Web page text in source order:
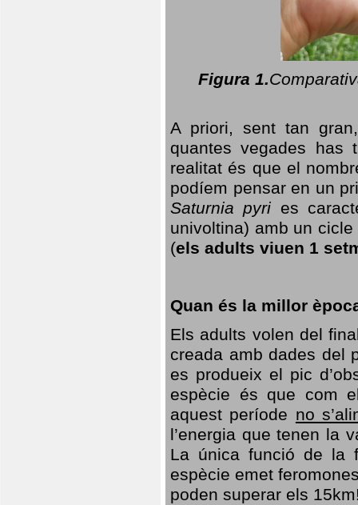
Figura 1.
A priori, sent tan
quantes vegades has
realitat és que el
podíem pensar en un
Saturnia pyri es
univoltina) amb un
(els adults viuen 1
Quan és la millor
Els adults volen del
creada amb dades del
es produeix el pic
espècie és que com
aquest període no
l’energia que tenen la
La única funció de la
espècie emet
poden superar els